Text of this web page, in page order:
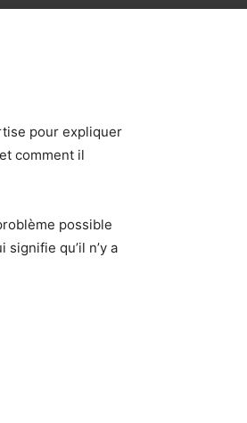
pour expliquer
comment il
possible
qu’il n’y a